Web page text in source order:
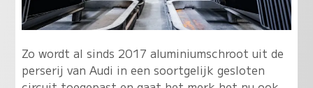
Zo wordt al sinds 2017 aluminiumschroot uit de
perserij van Audi in een soortgelijk gesloten